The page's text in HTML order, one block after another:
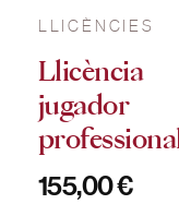
LLICÈNCIES
Llicència
jugador
professional
155,00€